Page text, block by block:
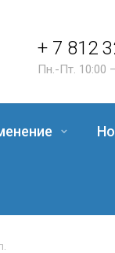
+ 7 812
Пн.-Пт. 10:00